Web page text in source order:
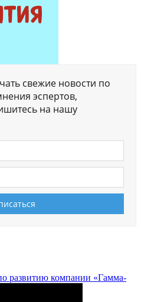
свежие новости по
эспертов,
на нашу
развитию компании «Гамма-